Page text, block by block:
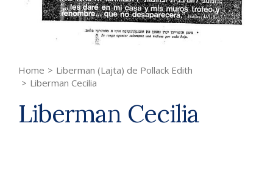
Home > Liberman (Lajta) de Pollack Edith
> Liberman Cecilia
Liberman Cecilia